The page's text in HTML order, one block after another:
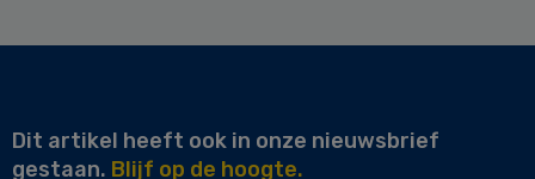
Dit artikel heeft ook in onze nieuwsbrief
gestaan. Blijf op de hoogte.